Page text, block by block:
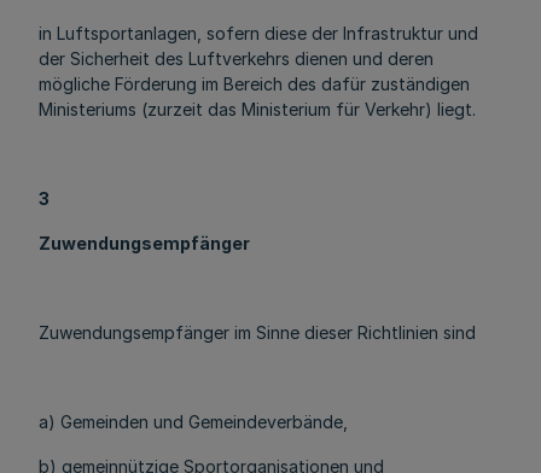
in Luftsportanlagen, sofern diese der Infrastruktur und
der Sicherheit des Luftverkehrs dienen und deren
mögliche Förderung im Bereich des dafür zuständigen
Ministeriums (zurzeit das Ministerium für Verkehr) liegt.
3
Zuwendungsempfänger
Zuwendungsempfänger im Sinne dieser Richtlinien sind
a) Gemeinden und Gemeindeverbände,
b) gemeinnützige Sportorganisationen und